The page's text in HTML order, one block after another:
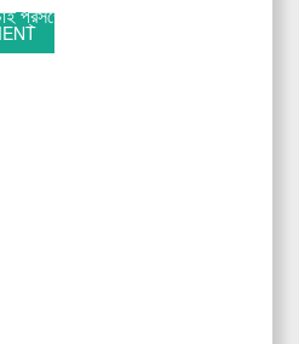
প্রসঙ্গে।, December 07,